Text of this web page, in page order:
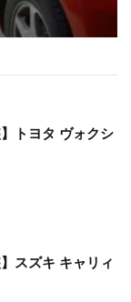
】トヨタ ヴォクシ
】スズキ キャリィ